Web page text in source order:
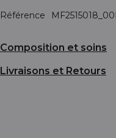
Référence
Composition et soins
Livraisons et Retours